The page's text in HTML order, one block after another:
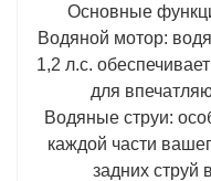
Основные
Водяной мотор:
1,2 л.с.
для
Водяные струи:
каждой части
задних струй